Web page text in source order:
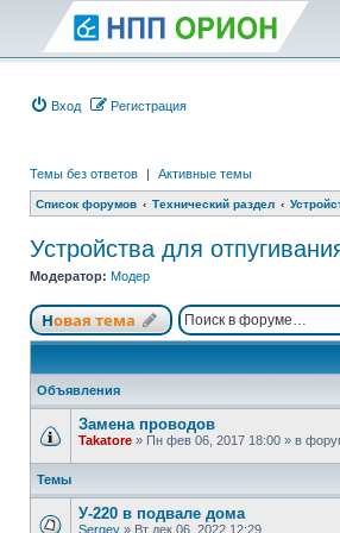
Вход Регистрация
Темы без ответов | Активные темы
Список форумов Технический раздел
Устройства для
Модератор: Модер
Новая тема
Объявления
Замена проводов
Takatore » Пн фев 06, 2017 18:00 » в
Темы
У-220 в подвале дома
Sergey » Вт дек 06, 2022 12:29